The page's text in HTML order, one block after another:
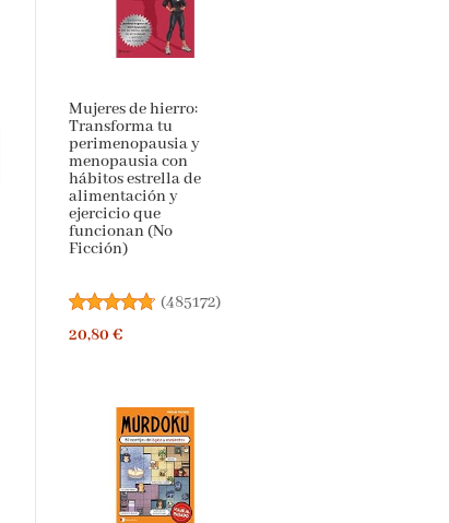
Mujeres de hierro:
Transforma tu
perimenopausia y
menopausia con
hábitos estrella de
alimentación y
ejercicio que
funcionan (No
Ficción)
(485172)
20,80 €